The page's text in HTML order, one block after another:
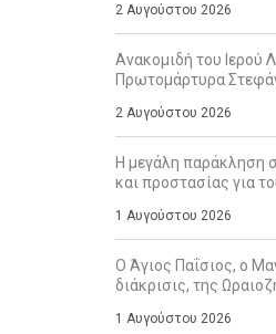
2 Αυγούστου 2026
Ανακομιδή του Ιερού
Πρωτομάρτυρα
2 Αυγούστου 2026
Η μεγάλη παράκληση
και προστασίας για
1 Αυγούστου 2026
Ο Άγιος Παΐσιος, ο
διάκρισις, της
1 Αυγούστου 2026